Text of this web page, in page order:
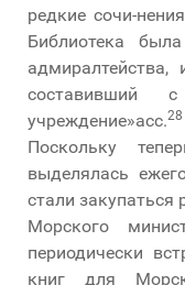
редкие сочи-
Библиотека
составивший с
учреждение»асс.28
Поскольку
выделялась
стали закупаться
Морского
периодически
книг для